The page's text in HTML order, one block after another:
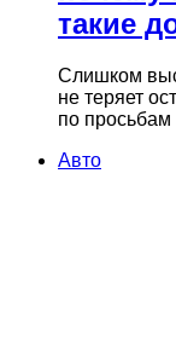
такие
Слишком
не теряет
по
Авто